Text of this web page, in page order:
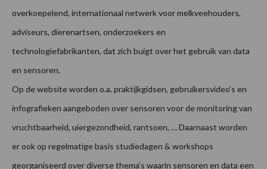
overkoepelend, internationaal netwerk voor melkveehouders,
adviseurs, dierenartsen, onderzoekers en
technologiefabrikanten, dat zich buigt over het gebruik van data
en sensoren.
Op de website worden o.a. praktijkgidsen, gebruikersvideo’s en
infografieken aangeboden over sensoren voor de monitoring van
vruchtbaarheid, uiergezondheid, rantsoen, … Daarnaast worden
er ook op regelmatige basis studiedagen & workshops
georganiseerd over diverse thema’s waarin sensoren en data een